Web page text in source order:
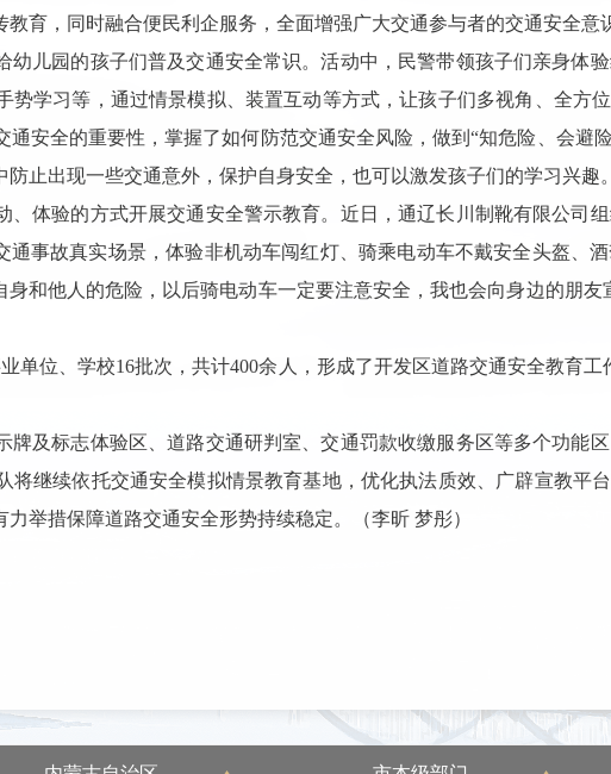
育，同时融合便民利企服务，全面增强广大交通参与者的交通安全意
儿园的孩子们普及交通安全常识。活动中，民警带领孩子们亲身体
势学习等，通过情景模拟、装置互动等方式，让孩子们多视角、全方
安全的重要性，掌握了如何防范交通安全风险，做到“知危险、会避
止出现一些交通意外，保护自身安全，也可以激发孩子们的学习兴趣
、体验的方式开展交通安全警示教育。近日，通辽长川制靴有限公司
事故真实场景，体验非机动车闯红灯、骑乘电动车不戴安全头盔、
和他人的危险，以后骑电动车一定要注意安全，我也会向身边的朋友
单位、学校16批次，共计400余人，形成了开发区道路交通安全教育
牌及标志体验区、道路交通研判室、交通罚款收缴服务区等多个功能
将继续依托交通安全模拟情景教育基地，优化执法质效、广辟宣教平
举措保障道路交通安全形势持续稳定。（李昕 梦彤）